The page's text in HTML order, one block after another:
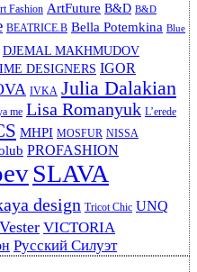
Fashion ArtFuture B&D B&D
BEATRICE.B Bella Potemkina Blue
DJEMAL MAKHMUDOV
DESIGNERS IGOR
IVKA Julia Dalakian
me Lisa Romanyuk L’erede
MHPI MOSFUR NISSA
PROFASHION
SLAVA
design Tricot Chic UNQ
Vester VICTORIA
Русский Силуэт